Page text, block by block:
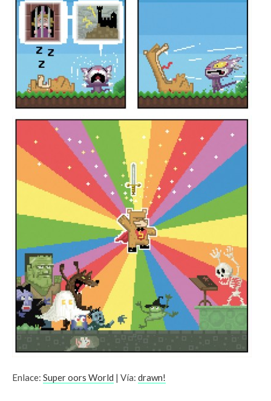
Enlace: Super oors World | Vía: drawn!